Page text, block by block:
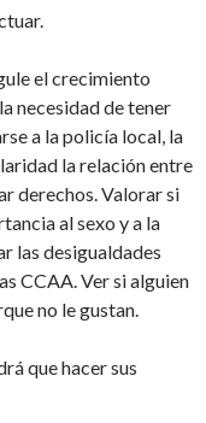
el crecimiento
necesidad de tener
a la policía local, la
la relación entre
derechos. Valorar si
al sexo y a la
las desigualdades
CCAA. Ver si alguien
no le gustan.
que hacer sus